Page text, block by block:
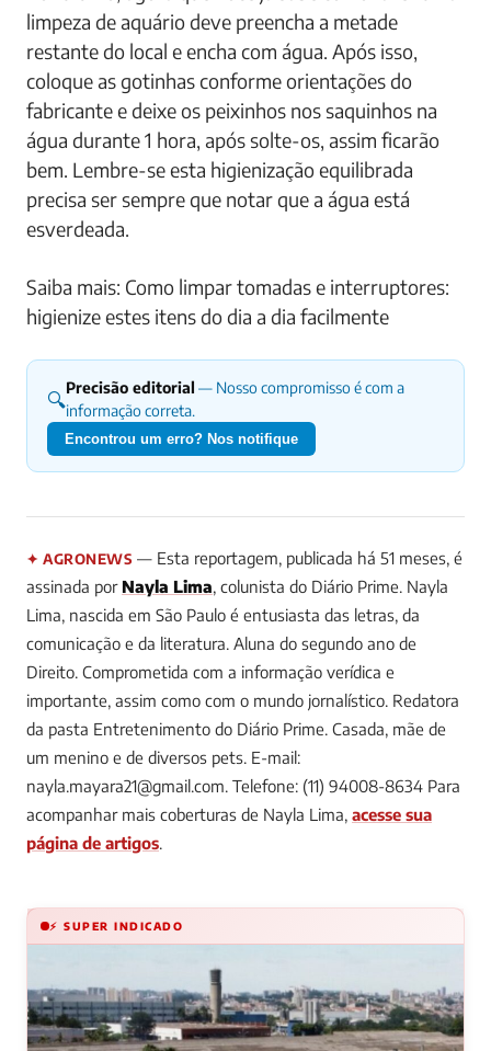
limpeza de aquário deve preencha a metade
restante do local e encha com água. Após isso,
coloque as gotinhas conforme orientações do
fabricante e deixe os peixinhos nos saquinhos na
água durante 1 hora, após solte-os, assim ficarão
bem. Lembre-se esta higienização equilibrada
precisa ser sempre que notar que a água está
esverdeada.
Saiba mais: Como limpar tomadas e interruptores:
higienize estes itens do dia a dia facilmente
🔍Precisão editorial — Nosso compromisso é com a
informação correta.
Encontrou um erro? Nos notifique
✦ AGRONEWS — Esta reportagem, publicada há 51 meses, é
assinada por Nayla Lima, colunista do Diário Prime. Nayla
Lima, nascida em São Paulo é entusiasta das letras, da
comunicação e da literatura. Aluna do segundo ano de
Direito. Comprometida com a informação verídica e
importante, assim como com o mundo jornalístico. Redatora
da pasta Entretenimento do Diário Prime. Casada, mãe de
um menino e de diversos pets. E-mail:
nayla.mayara21@gmail.com. Telefone: (11) 94008-8634 Para
acompanhar mais coberturas de Nayla Lima, acesse sua
página de artigos.
⚡ SUPER INDICADO